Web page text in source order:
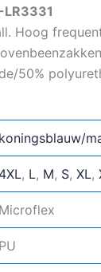
Hoog
50%
koningsblauw/
4XL, L, M, S,XL,
Microflex
PU